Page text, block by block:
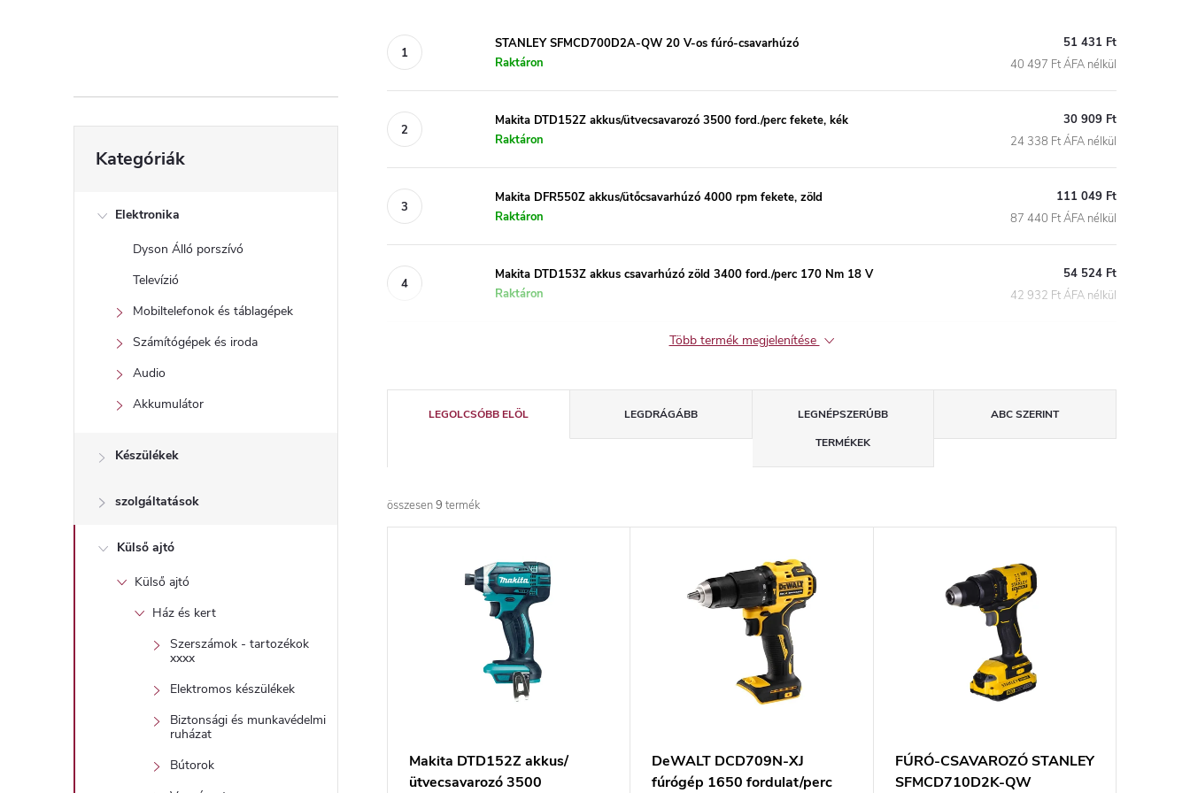
l
sátugrása
Kategóriák
Elektronika
Dyson Álló porszívó
Televízió
Mobiltelefonok és táblagépek
Számítógépek és iroda
Audio
Akkumulátor
Készülékek
szolgáltatások
Külső ajtó
Külső ajtó
Ház és kert
Szerszámok - tartozékok
xxxx
Elektromos készülékek
Biztonsági és munkavédelmi
ruházat
Bútorok
STANLEY SFMCD700D2A-QW 20 V-os fúró-csavarhúzó
Raktáron
51 431 Ft
40 497 Ft ÁFA nélkül
Makita DTD152Z akkus/ütvecsavarozó 3500 ford./perc fekete, kék
Raktáron
30 909 Ft
24 338 Ft ÁFA nélkül
Makita DFR550Z akkus/ütőcsavarhúzó 4000 rpm fekete, zöld
Raktáron
111 049 Ft
87 440 Ft ÁFA nélkül
Makita DTD153Z akkus csavarhúzó zöld 3400 ford./perc 170 Nm 18 V
Raktáron
54 524 Ft
42 932 Ft ÁFA nélkül
Több termék megjelenítése
e
r
m
LEGOLCSÓBB ELÖL LEGDRÁGÁBB
LEGNÉPSZERŰBB
TERMÉKEK
ABC SZERINT
összesen9 termék
Makita DTD152Z akkus/
ütvecsavarozó 3500
DeWALT DCD709N-XJ
fúrógép 1650 fordulat/perc
FÚRÓ-CSAVAROZÓ STANLEY
SFMCD710D2K-QW